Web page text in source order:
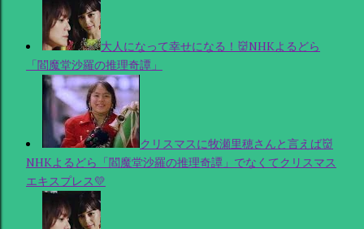
大人になって幸せになる！👹NHKよるどら
「閻魔堂沙羅の推理奇譚」
クリスマスに牧瀬里穂さんと言えば👹
NHKよるどら「閻魔堂沙羅の推理奇譚」でなくてクリスマス
エキスプレス💛